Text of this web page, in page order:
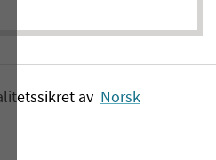
av Norsk